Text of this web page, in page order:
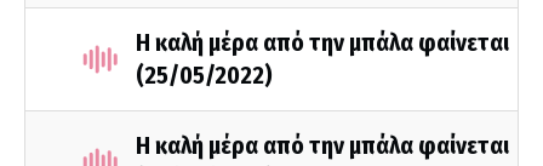
Η καλή μέρα από την μπάλα φαίνεται
(25/05/2022)
Η καλή μέρα από την μπάλα φαίνεται